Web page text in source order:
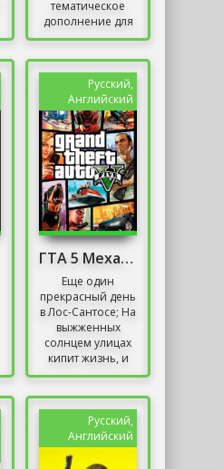
тематическое
дополнение для
оригинальной
Andreas,
добавляющее в...
Русский,
Английский
ГТА 5 Механики Русская Версия
Еще один
прекрасный день
в Лос-Сантосе; На
выжженных
солнцем улицах
кипит жизнь, и
жители
этого некогда
великолепного...
Русский,
Английский